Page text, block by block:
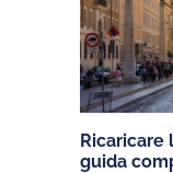
Ricaricare
guida